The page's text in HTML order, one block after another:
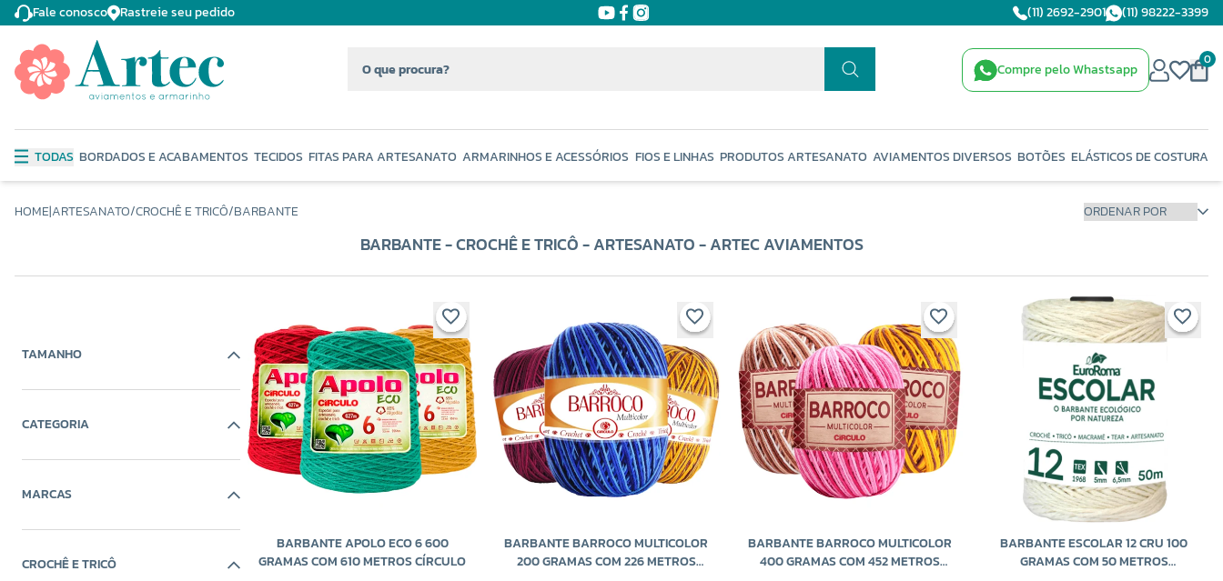
Fale conosco Rastreie seu pedido (11) 2692-2901 (11) 98222-3399
Compre pelo Whastsapp
0
TODAS BORDADOS E ACABAMENTOS TECIDOS FITAS PARA ARTESANATO ARMARINHOS E ACESSÓRIOS FIOS E LINHAS PRODUTOS ARTESANATO AVIAMENTOS DIVERSOS BOTÕES ELÁSTICOS DE COSTURA
HOME|ARTESANATO/CROCHÊ E TRICÔ/BARBANTE
BARBANTE - CROCHÊ E TRICÔ - ARTESANATO - ARTEC AVIAMENTOS
TAMANHO
CATEGORIA
MARCAS
CROCHÊ E TRICÔ
BARBANTE APOLO ECO 6 600
GRAMAS COM 610 METROS CÍRCULO
BARBANTE BARROCO MULTICOLOR
200 GRAMAS COM 226 METROS
BARBANTE BARROCO MULTICOLOR
400 GRAMAS COM 452 METROS
BARBANTE ESCOLAR 12 CRU 100
GRAMAS COM 50 METROS